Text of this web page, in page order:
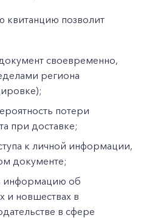
квитанцию позволит
своевременно,
региона
потери
при доставке;
к личной информации,
документе;
информацию об
и новшествах в
в сфере